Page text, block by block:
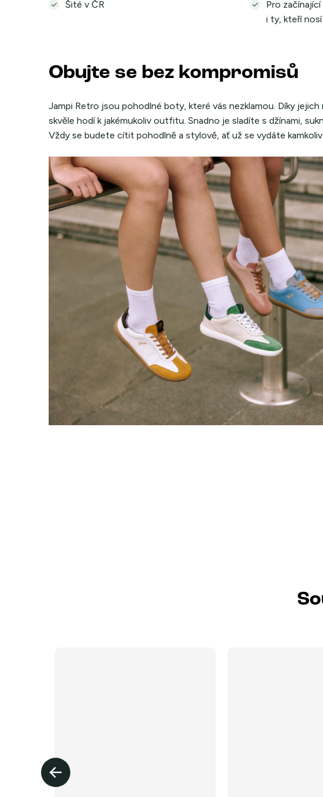
Šité v ČR
Pro
i ty, kteří
Obujte se bez kompromisů
Jampi Retro jsou pohodlné boty, které vás nezklamou. Díky jejich
skvěle hodí k jakémukoliv outfitu. Snadno je sladíte s džínami,
Vždy se budete cítit pohodlně a stylově, ať už se vydáte kamkoliv.